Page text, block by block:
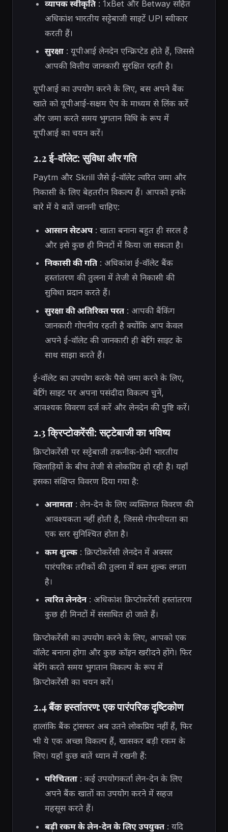
व्यापक स्वीकृति: 1xBet और Betway सहित
अधिकांश भारतीय सट्टेबाजी साइटें UPI स्वीकार
करती हैं।
सुरक्षा: यूपीआई लेनदेन एन्क्रिप्टेड होते हैं, जिससे
आपकी वित्तीय जानकारी सुरक्षित रहती है।
यूपीआई का उपयोग करने के लिए, बस अपने बैंक
खाते को यूपीआई-सक्षम ऐप के माध्यम से लिंक करें
और जमा करते समय भुगतान विधि के रूप में
यूपीआई का चयन करें।
2.2 ई-वॉलेट: सुविधा और गति
Paytm और Skrill जैसे ई-वॉलेट त्वरित जमा और
निकासी के लिए बेहतरीन विकल्प हैं। आपको इनके
बारे में ये बातें जाननी चाहिए:
आसान सेटअप: खाता बनाना बहुत ही सरल है
और इसे कुछ ही मिनटों में किया जा सकता है।
निकासी की गति: अधिकांश ई-वॉलेट बैंक
हस्तांतरण की तुलना में तेजी से निकासी की
सुविधा प्रदान करते हैं।
सुरक्षा की अतिरिक्त परत: आपकी बैंकिंग
जानकारी गोपनीय रहती है क्योंकि आप केवल
अपने ई-वॉलेट की जानकारी ही बेटिंग साइट के
साथ साझा करते हैं।
ई-वॉलेट का उपयोग करके पैसे जमा करने के लिए,
बेटिंग साइट पर अपना पसंदीदा विकल्प चुनें,
आवश्यक विवरण दर्ज करें और लेनदेन की पुष्टि करें।
2.3 क्रिप्टोकरेंसी: सट्टेबाजी का भविष्य
क्रिप्टोकरेंसी पर सट्टेबाजी तकनीक-प्रेमी भारतीय
खिलाड़ियों के बीच तेजी से लोकप्रिय हो रही है। यहाँ
इसका संक्षिप्त विवरण दिया गया है:
अनामता: लेन-देन के लिए व्यक्तिगत विवरण की
आवश्यकता नहीं होती है, जिससे गोपनीयता का
एक स्तर सुनिश्चित होता है।
कम शुल्क: क्रिप्टोकरेंसी लेनदेन में अक्सर
पारंपरिक तरीकों की तुलना में कम शुल्क लगता
है।
त्वरित लेनदेन: अधिकांश क्रिप्टोकरेंसी हस्तांतरण
कुछ ही मिनटों में संसाधित हो जाते हैं।
क्रिप्टोकरेंसी का उपयोग करने के लिए, आपको एक
वॉलेट बनाना होगा और कुछ कॉइन खरीदने होंगे। फिर
बेटिंग करते समय भुगतान विकल्प के रूप में
क्रिप्टोकरेंसी का चयन करें।
2.4 बैंक हस्तांतरण: एक पारंपरिक दृष्टिकोण
हालांकि बैंक ट्रांसफर अब उतने लोकप्रिय नहीं हैं, फिर
भी ये एक अच्छा विकल्प हैं, खासकर बड़ी रकम के
लिए। यहाँ कुछ बातें ध्यान में रखनी हैं:
परिचितता: कई उपयोगकर्ता लेन-देन के लिए
अपने बैंक खातों का उपयोग करने में सहज
महसूस करते हैं।
बड़ी रकम के लेन-देन के लिए उपयुक्त: यदि